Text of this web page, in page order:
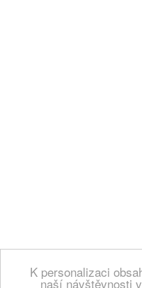
K personalizaci
naší návštěvnosti